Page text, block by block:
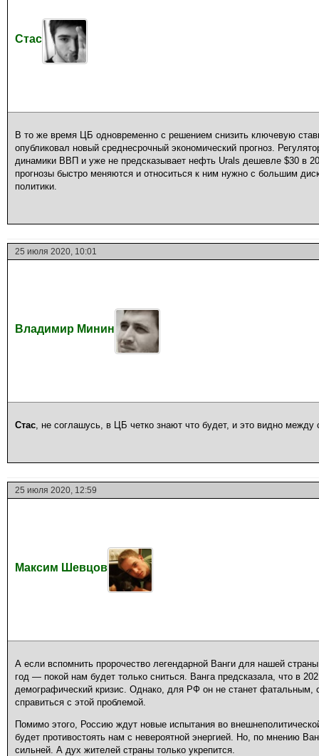
Стас
В то же время ЦБ одновременно с решением снизить ключевую
опубликовал новый среднесрочный экономический прогноз.
динамики ВВП и уже не предсказывает нефть Urals дешевле $30 в
прогнозы быстро меняются и относиться к ним нужно с большим
политики.
25 июля 2020, 10:01
Владимир Минин
Стас, не соглашусь, в ЦБ четко знают что будет, и это видно между
25 июля 2020, 12:59
Максим Шевцов
А если вспомнить пророчество легендарной Ванги для нашей
год — покой нам будет только сниться. Ванга предсказала, что в
демографический кризис. Однако, для РФ он не станет фатальным,
справиться с этой проблемой.
Помимо этого, Россию ждут новые испытания во
будет противостоять нам с невероятной энергией. Но, по мнению
сильней. А дух жителей страны только укрепится.